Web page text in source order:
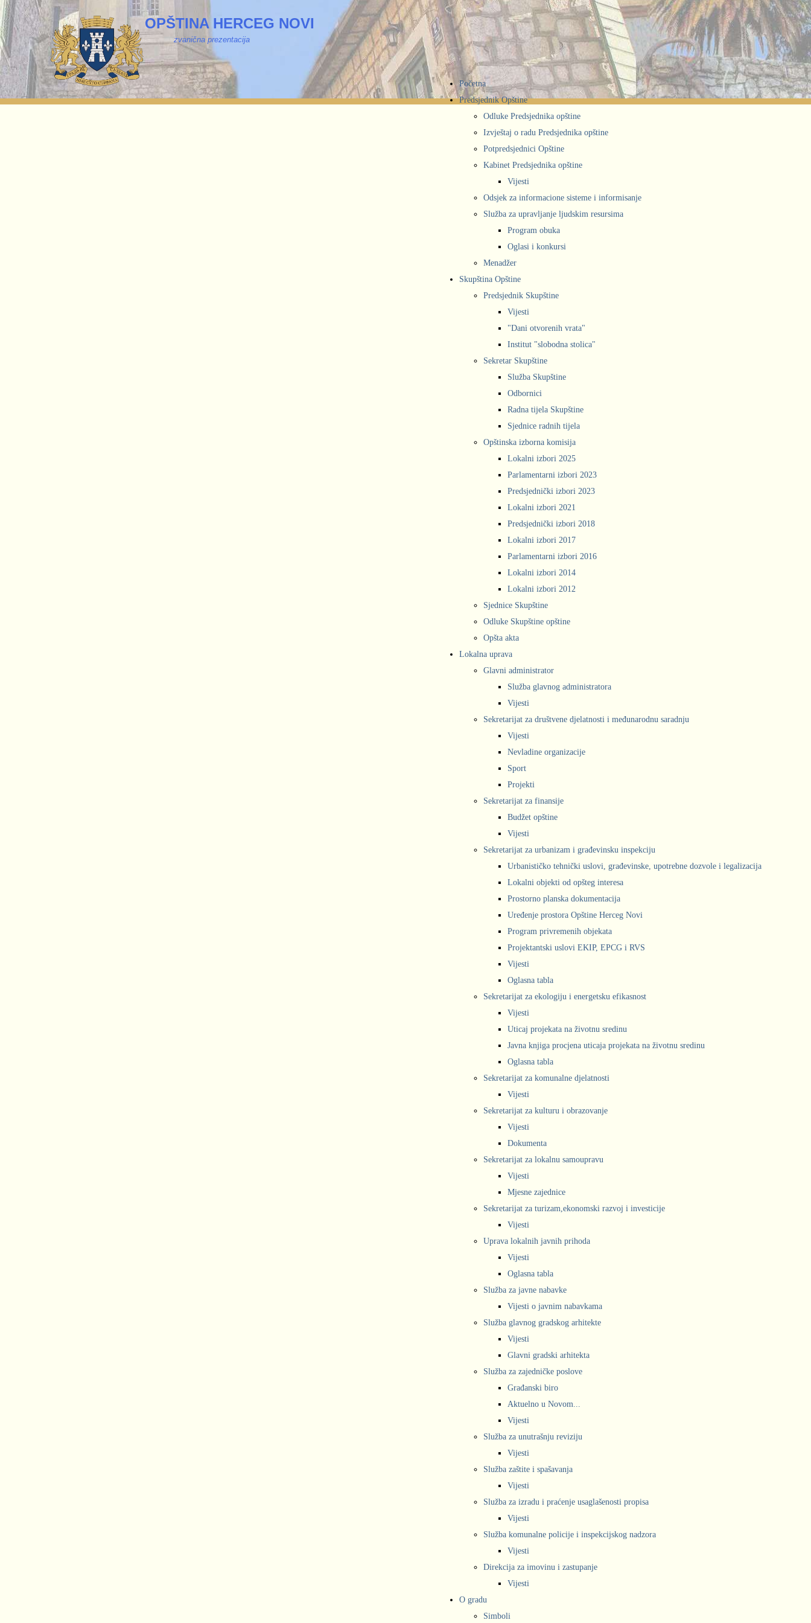
OPŠTINA HERCEG NOVI
zvanična prezentacija
Početna
Predsjednik Opštine
Odluke Predsjednika opštine
Izvještaj o radu Predsjednika opštine
Potpredsjednici Opštine
Kabinet Predsjednika opštine
Vijesti
Odsjek za informacione sisteme i informisanje
Služba za upravljanje ljudskim resursima
Program obuka
Oglasi i konkursi
Menadžer
Skupština Opštine
Predsjednik Skupštine
Vijesti
"Dani otvorenih vrata"
Institut "slobodna stolica"
Sekretar Skupštine
Služba Skupštine
Odbornici
Radna tijela Skupštine
Sjednice radnih tijela
Opštinska izborna komisija
Lokalni izbori 2025
Parlamentarni izbori 2023
Predsjednički izbori 2023
Lokalni izbori 2021
Predsjednički izbori 2018
Lokalni izbori 2017
Parlamentarni izbori 2016
Lokalni izbori 2014
Lokalni izbori 2012
Sjednice Skupštine
Odluke Skupštine opštine
Opšta akta
Lokalna uprava
Glavni administrator
Služba glavnog administratora
Vijesti
Sekretarijat za društvene djelatnosti i međunarodnu saradnju
Vijesti
Nevladine organizacije
Sport
Projekti
Sekretarijat za finansije
Budžet opštine
Vijesti
Sekretarijat za urbanizam i građevinsku inspekciju
Urbanističko tehnički uslovi, građevinske, upotrebne dozvole i legalizacija
Lokalni objekti od opšteg interesa
Prostorno planska dokumentacija
Uređenje prostora Opštine Herceg Novi
Program privremenih objekata
Projektantski uslovi EKIP, EPCG i RVS
Vijesti
Oglasna tabla
Sekretarijat za ekologiju i energetsku efikasnost
Vijesti
Uticaj projekata na životnu sredinu
Javna knjiga procjena uticaja projekata na životnu sredinu
Oglasna tabla
Sekretarijat za komunalne djelatnosti
Vijesti
Sekretarijat za kulturu i obrazovanje
Vijesti
Dokumenta
Sekretarijat za lokalnu samoupravu
Vijesti
Mjesne zajednice
Sekretarijat za turizam,ekonomski razvoj i investicije
Vijesti
Uprava lokalnih javnih prihoda
Vijesti
Oglasna tabla
Služba za javne nabavke
Vijesti o javnim nabavkama
Služba glavnog gradskog arhitekte
Vijesti
Glavni gradski arhitekta
Služba za zajedničke poslove
Građanski biro
Aktuelno u Novom...
Vijesti
Služba za unutrašnju reviziju
Vijesti
Služba zaštite i spašavanja
Vijesti
Služba za izradu i praćenje usaglašenosti propisa
Vijesti
Služba komunalne policije i inspekcijskog nadzora
Vijesti
Direkcija za imovinu i zastupanje
Vijesti
O gradu
Simboli